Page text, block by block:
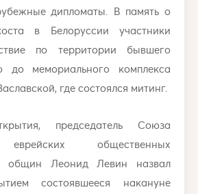
дипломаты. В память о
в Белоруссии участники
по территории бывшего
до мемориального комплекса
где состоялся митинг.
председатель Союза
еврейских общественных
общин Леонид Левин назвал
состоявшееся накануне